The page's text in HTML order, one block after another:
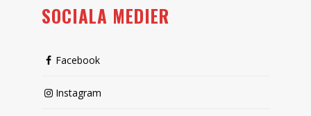
SOCIALA MEDIER
Facebook
Instagram